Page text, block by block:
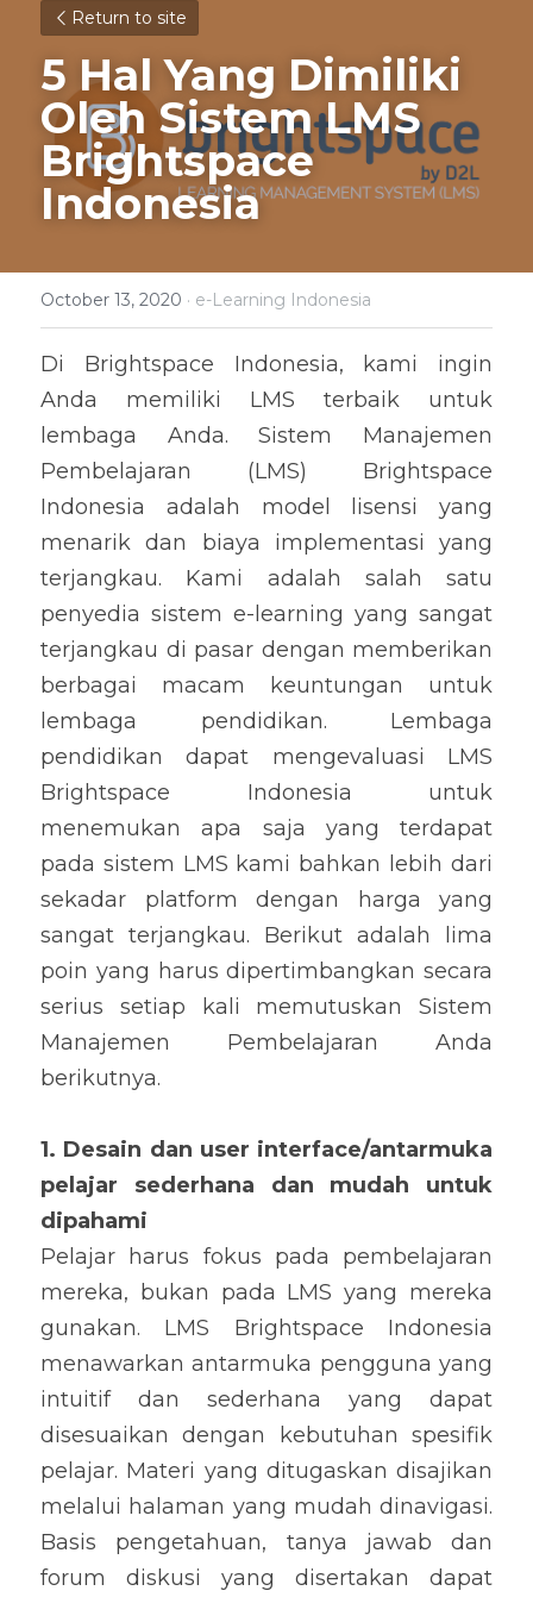
Return to site
5 Hal Yang Dimiliki
Oleh Sistem LMS
Brightspace
Indonesia
October 13, 2020 · e-Learning Indonesia
Di Brightspace Indonesia, kami ingin
Anda memiliki LMS terbaik untuk
lembaga Anda. Sistem Manajemen
Pembelajaran (LMS) Brightspace
Indonesia adalah model lisensi yang
menarik dan biaya implementasi yang
terjangkau. Kami adalah salah satu
penyedia sistem e-learning yang sangat
terjangkau di pasar dengan memberikan
berbagai macam keuntungan untuk
lembaga pendidikan. Lembaga
pendidikan dapat mengevaluasi LMS
Brightspace Indonesia untuk
menemukan apa saja yang terdapat
pada sistem LMS kami bahkan lebih dari
sekadar platform dengan harga yang
sangat terjangkau. Berikut adalah lima
poin yang harus dipertimbangkan secara
serius setiap kali memutuskan Sistem
Manajemen Pembelajaran Anda
berikutnya.
1.
pelajar sederhana dan mudah untuk
dipahami
Pelajar harus fokus pada pembelajaran
mereka, bukan pada LMS yang mereka
gunakan. LMS Brightspace Indonesia
menawarkan antarmuka pengguna yang
intuitif dan sederhana yang dapat
disesuaikan dengan kebutuhan spesifik
pelajar. Materi yang ditugaskan disajikan
melalui halaman yang mudah dinavigasi.
Basis pengetahuan, tanya jawab dan
forum diskusi yang disertakan dapat